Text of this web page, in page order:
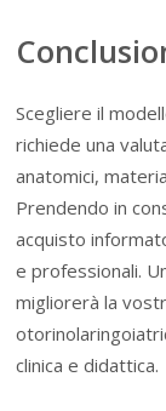
Scegliere il
richiede una
anatomici,
Prendendo in
acquisto
e professionali.
migliorerà la
clinica e didattica.